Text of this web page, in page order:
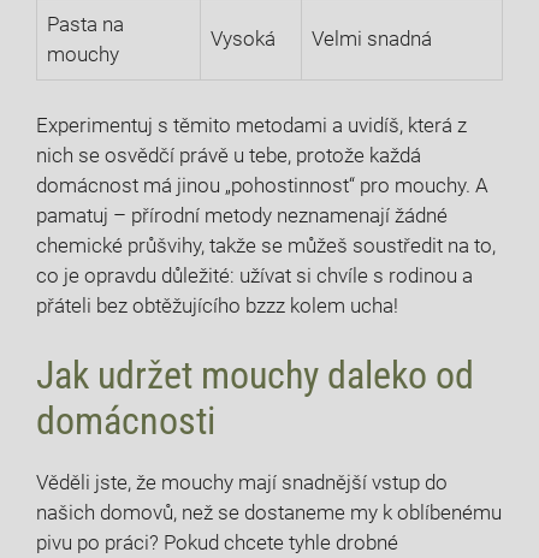
Pasta na
mouchy
Vysoká Velmi snadná
Experimentuj s těmito metodami a uvidíš, která z
nich se osvědčí právě u tebe, protože každá
domácnost má jinou „pohostinnost“ pro mouchy. A
pamatuj – přírodní metody neznamenají žádné
chemické průšvihy, takže se můžeš soustředit na to,
co je opravdu důležité: užívat si chvíle s rodinou a
přáteli bez obtěžujícího bzzz kolem ucha!
Jak udržet mouchy daleko od
domácnosti
Věděli jste, že mouchy mají snadnější vstup do
našich domovů, než se dostaneme my k oblíbenému
pivu po práci? Pokud chcete tyhle drobné